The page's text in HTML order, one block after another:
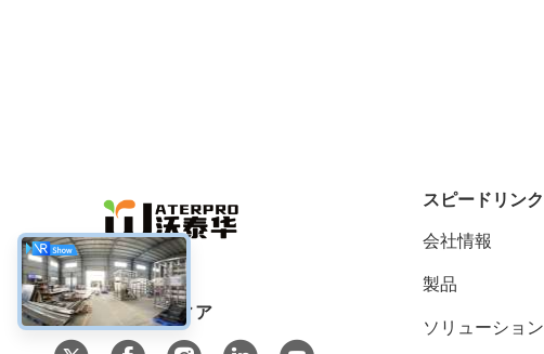
ソーシャル メディア
スピードリンク
会社情報
製品
ソリューション